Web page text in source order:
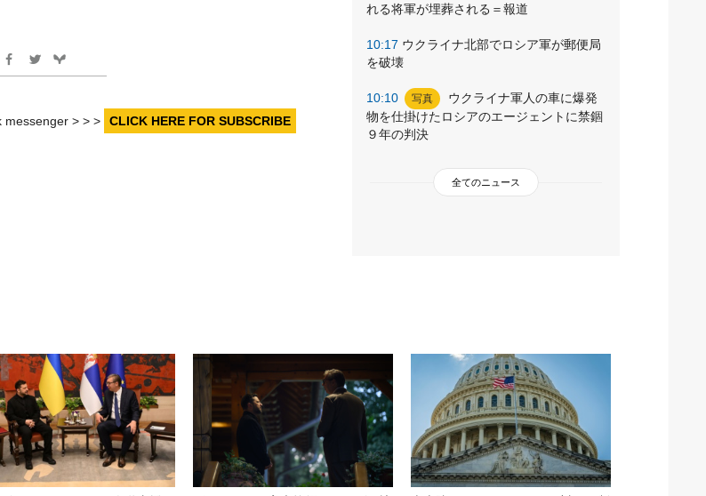
れる将軍が埋葬される＝報道
10:17 ウクライナ北部でロシア軍が郵便局
を破壊
10:10 写真
ウクライナ軍人の車に爆発
物を仕掛けたロシアのエージェントに禁錮
９年の判決
全てのニュース
messenger > > > CLICK HERE FOR SUBSCRIBE